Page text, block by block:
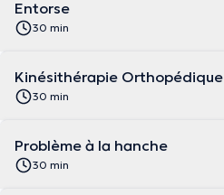
Entorse
30 min
Kinésithérapie Orthopédique
30 min
Problème à la hanche
30 min